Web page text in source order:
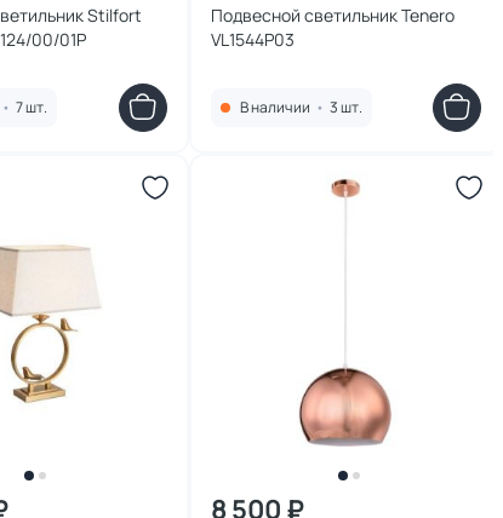
Stilfort
00/01P
• 7 шт.
Подвесной светильник Tenero
VL1544P03
В наличии • 3 шт.
8 500 ₽